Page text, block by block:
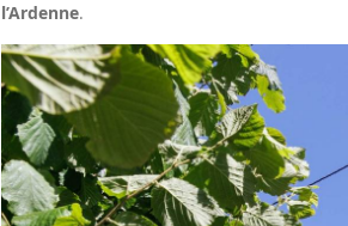
l’Ardenne.